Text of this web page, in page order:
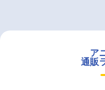
ア
通販